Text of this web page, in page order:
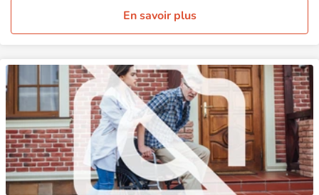
En savoir plus